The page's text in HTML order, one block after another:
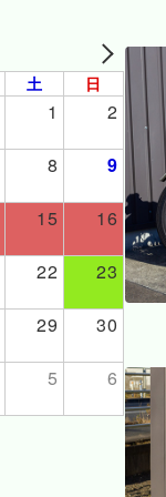
土 日
1 2
8 9
15 16
22 23
29 30
5 6